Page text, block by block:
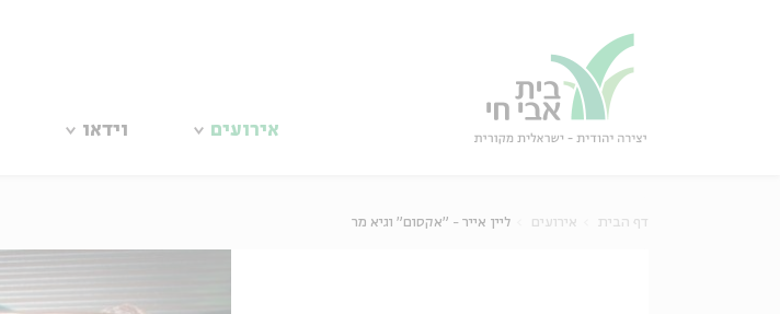
אירועים וידאו
דף הבית אירועים ליין אייר - "אקסום" וגיא מר